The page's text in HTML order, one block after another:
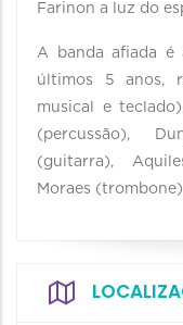
Farinon a luz do
A banda afiada é
últimos 5 anos,
musical e
(percussão),
(guitarra),
Moraes